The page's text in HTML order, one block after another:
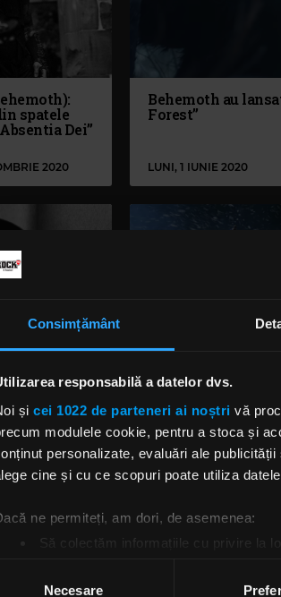
Consimțământ
responsabilă a datelor dvs.
și cei 1022 de parteneri ai noștri vă
modulele cookie, pentru a stoca și
personalizate, evaluări ale
cine și cu ce scopuri poate utiliza
ne permiteți, am dori, de asemenea:
Să colectăm informațiile cu privire la
Găsiți mai multe informații despre
Necesare
spatele
Dei”
2020
Behemoth au
Forest”
LUNI, 1 IUNIE 2020
a revenit
Behemoth au
videoclipul
5:8”
MARȚI, 14 IANUARIE